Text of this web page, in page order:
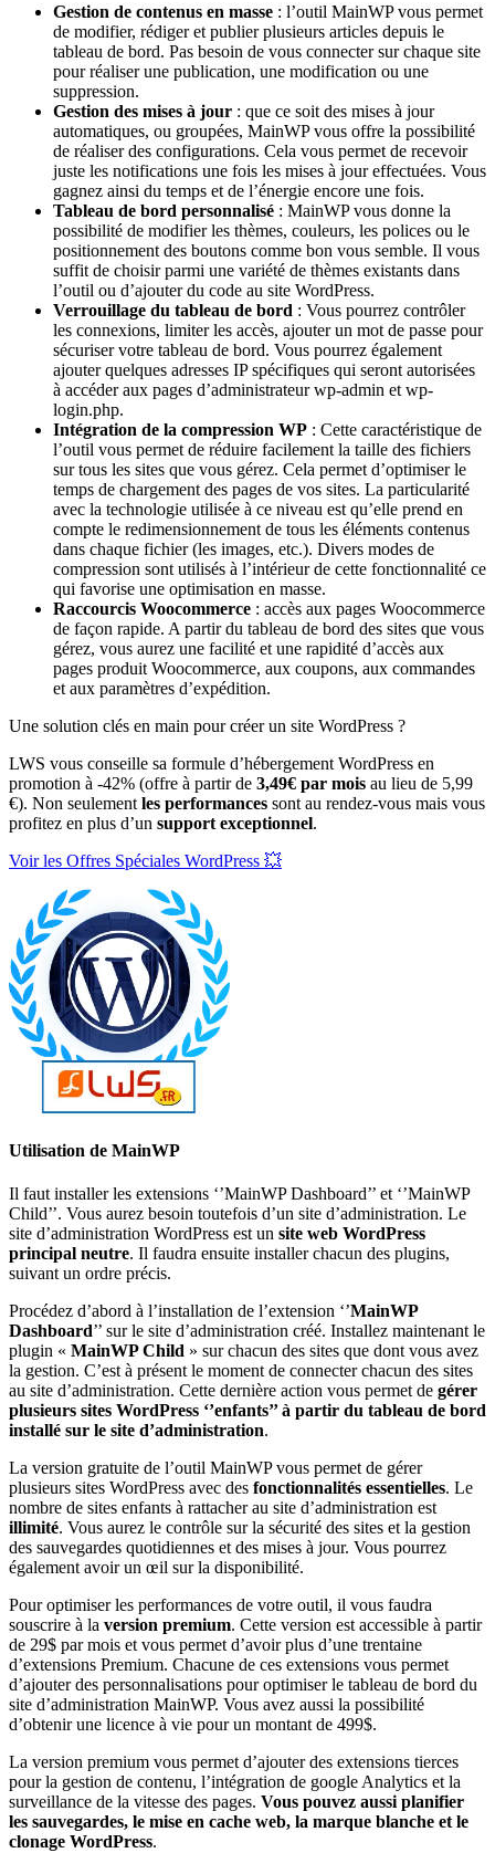
Gestion de contenus en masse : l’outil MainWP vous permet
de modifier, rédiger et publier plusieurs articles depuis le
tableau de bord. Pas besoin de vous connecter sur chaque site
pour réaliser une publication, une modification ou une
suppression.
Gestion des mises à jour : que ce soit des mises à jour
automatiques, ou groupées, MainWP vous offre la possibilité
de réaliser des configurations. Cela vous permet de recevoir
juste les notifications une fois les mises à jour effectuées. Vous
gagnez ainsi du temps et de l’énergie encore une fois.
Tableau de bord personnalisé : MainWP vous donne la
possibilité de modifier les thèmes, couleurs, les polices ou le
positionnement des boutons comme bon vous semble. Il vous
suffit de choisir parmi une variété de thèmes existants dans
l’outil ou d’ajouter du code au site WordPress.
Verrouillage du tableau de bord : Vous pourrez contrôler
les connexions, limiter les accès, ajouter un mot de passe pour
sécuriser votre tableau de bord. Vous pourrez également
ajouter quelques adresses IP spécifiques qui seront autorisées
à accéder aux pages d’administrateur wp-admin et wp-
login.php.
Intégration de la compression WP : Cette caractéristique de
l’outil vous permet de réduire facilement la taille des fichiers
sur tous les sites que vous gérez. Cela permet d’optimiser le
temps de chargement des pages de vos sites. La particularité
avec la technologie utilisée à ce niveau est qu’elle prend en
compte le redimensionnement de tous les éléments contenus
dans chaque fichier (les images, etc.). Divers modes de
compression sont utilisés à l’intérieur de cette fonctionnalité ce
qui favorise une optimisation en masse.
Raccourcis Woocommerce : accès aux pages Woocommerce
de façon rapide. A partir du tableau de bord des sites que vous
gérez, vous aurez une facilité et une rapidité d’accès aux
pages produit Woocommerce, aux coupons, aux commandes
et aux paramètres d’expédition.
Une solution clés en main pour créer un site WordPress ?
LWS vous conseille sa formule d’hébergement WordPress en
promotion à -42% (offre à partir de 3,49€ par mois au lieu de 5,99
€). Non seulement les performances sont au rendez-vous mais vous
profitez en plus d’un support exceptionnel.
Voir les Offres Spéciales WordPress 💥
Utilisation de MainWP
Il faut installer les extensions ‘’MainWP Dashboard’’ et ‘’MainWP
Child’’. Vous aurez besoin toutefois d’un site d’administration. Le
site d’administration WordPress est un site web WordPress
principal neutre. Il faudra ensuite installer chacun des plugins,
suivant un ordre précis.
Procédez d’abord à l’installation de l’extension ‘’MainWP
Dashboard’’ sur le site d’administration créé. Installez maintenant le
plugin « MainWP Child » sur chacun des sites que dont vous avez
la gestion. C’est à présent le moment de connecter chacun des sites
au site d’administration. Cette dernière action vous permet de gérer
plusieurs sites WordPress ‘’enfants’’ à partir du tableau de bord
installé sur le site d’administration.
La version gratuite de l’outil MainWP vous permet de gérer
plusieurs sites WordPress avec des fonctionnalités essentielles. Le
nombre de sites enfants à rattacher au site d’administration est
illimité. Vous aurez le contrôle sur la sécurité des sites et la gestion
des sauvegardes quotidiennes et des mises à jour. Vous pourrez
également avoir un œil sur la disponibilité.
Pour optimiser les performances de votre outil, il vous faudra
souscrire à la version premium. Cette version est accessible à partir
de 29$ par mois et vous permet d’avoir plus d’une trentaine
d’extensions Premium. Chacune de ces extensions vous permet
d’ajouter des personnalisations pour optimiser le tableau de bord du
site d’administration MainWP. Vous avez aussi la possibilité
d’obtenir une licence à vie pour un montant de 499$.
La version premium vous permet d’ajouter des extensions tierces
pour la gestion de contenu, l’intégration de google Analytics et la
surveillance de la vitesse des pages. Vous pouvez aussi planifier
les sauvegardes, le mise en cache web, la marque blanche et le
clonage WordPress.